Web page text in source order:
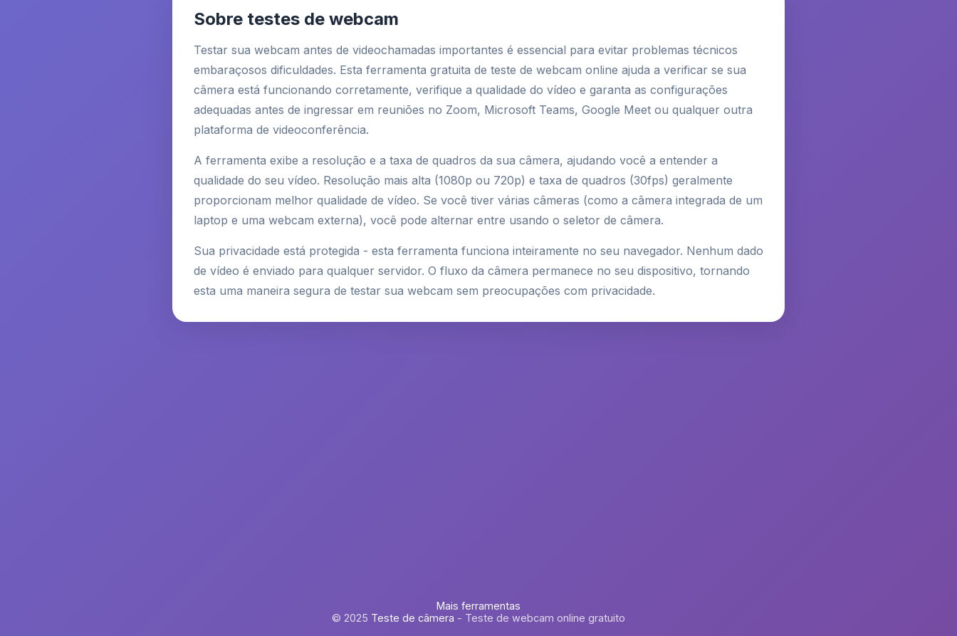
Sobre testes de webcam
Testar sua webcam antes de videochamadas importantes é essencial para evitar problemas técnicos
embaraçosos dificuldades. Esta ferramenta gratuita de teste de webcam online ajuda a verificar se sua
câmera está funcionando corretamente, verifique a qualidade do vídeo e garanta as configurações
adequadas antes de ingressar em reuniões no Zoom, Microsoft Teams, Google Meet ou qualquer outra
plataforma de videoconferência.
A ferramenta exibe a resolução e a taxa de quadros da sua câmera, ajudando você a entender a
qualidade do seu vídeo. Resolução mais alta (1080p ou 720p) e taxa de quadros (30fps) geralmente
proporcionam melhor qualidade de vídeo. Se você tiver várias câmeras (como a câmera integrada de um
laptop e uma webcam externa), você pode alternar entre usando o seletor de câmera.
Sua privacidade está protegida - esta ferramenta funciona inteiramente no seu navegador. Nenhum dado
de vídeo é enviado para qualquer servidor. O fluxo da câmera permanece no seu dispositivo, tornando
esta uma maneira segura de testar sua webcam sem preocupações com privacidade.
Mais ferramentas
© 2025 Teste de câmera - Teste de webcam online gratuito